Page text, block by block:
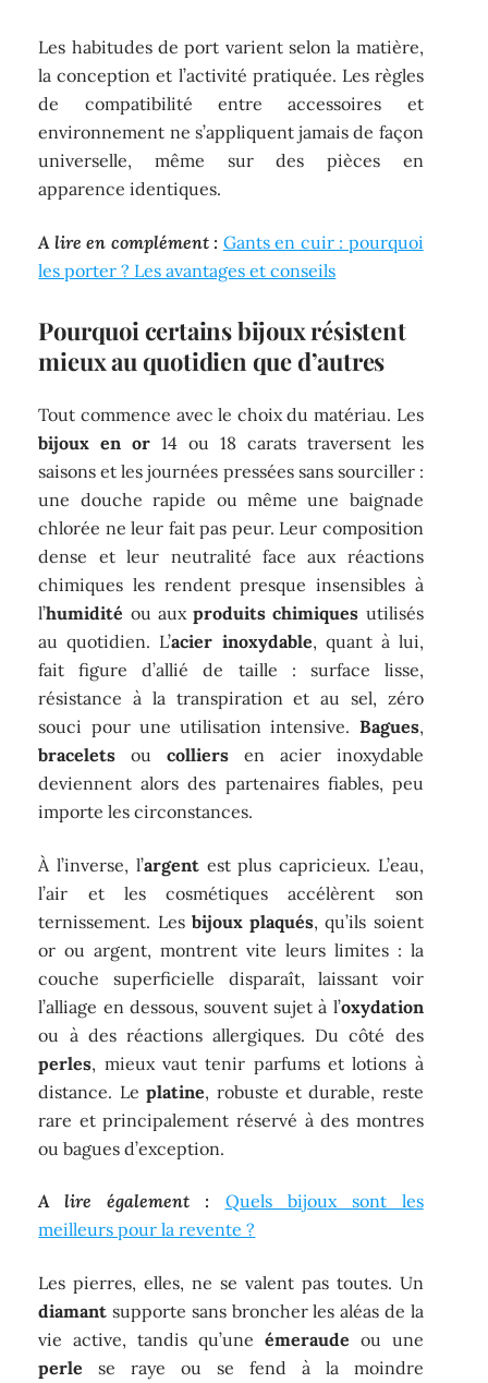
Les habitudes de port varient selon la matière,
la conception et l’activité pratiquée. Les règles
de compatibilité entre accessoires et
environnement ne s’appliquent jamais de façon
universelle, même sur des pièces en
apparence identiques.
A lire en complément : Gants en cuir : pourquoi
les porter ? Les avantages et conseils
Pourquoi certains bijoux résistent
mieux au quotidien que d’autres
Tout commence avec le choix du matériau. Les
bijoux en or 14 ou 18 carats traversent les
saisons et les journées pressées sans sourciller :
une douche rapide ou même une baignade
chlorée ne leur fait pas peur. Leur composition
dense et leur neutralité face aux réactions
chimiques les rendent presque insensibles à
l’humidité ou auxproduits chimiques utilisés
au quotidien. L’acier inoxydable, quant à lui,
fait figure d’allié de taille : surface lisse,
résistance à la transpiration et au sel, zéro
souci pour une utilisation intensive. Bagues,
bracelets oucolliers en acier inoxydable
deviennent alors des partenaires fiables, peu
importe les circonstances.
À l’inverse, l’argentest plus capricieux. L’eau,
l’air et les cosmétiques accélèrent son
ternissement. Les bijoux plaqués, qu’ils soient
or ou argent, montrent vite leurs limites : la
couche superficielle disparaît, laissant voir
l’alliage en dessous, souvent sujet à l’oxydation
ou à des réactions allergiques. Du côté des
perles, mieux vaut tenir parfums et lotions à
distance. Leplatine, robuste et durable, reste
rare et principalement réservé à des montres
ou bagues d’exception.
A lire également :
Quels bijoux sont les
meilleurs pour la revente ?
Les pierres, elles, ne se valent pas toutes. Un
diamant supporte sans broncher les aléas de la
vie active, tandis qu’une émeraude ou une
perle se raye ou se fend à la moindre